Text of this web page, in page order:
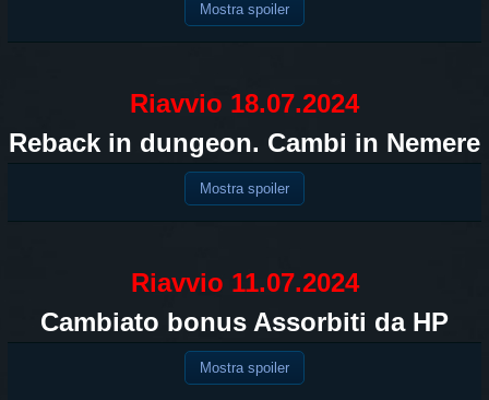
Mostra spoiler
Riavvio 18.07.2024
Reback in dungeon. Cambi in Nemere
Mostra spoiler
Riavvio 11.07.2024
Cambiato bonus Assorbiti da HP
Mostra spoiler